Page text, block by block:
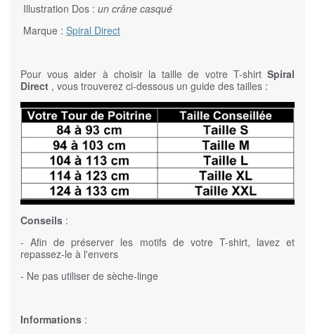
Illustration Dos : un crâne casqué
Marque : Spiral Direct
Pour vous aider à choisir la taille de votre T-shirt Spiral
Direct , vous trouverez ci-dessous un guide des tailles :
Conseils :
- Afin de préserver les motifs de votre T-shirt, lavez et
repassez-le à l'envers
- Ne pas utiliser de sèche-linge
Informations :